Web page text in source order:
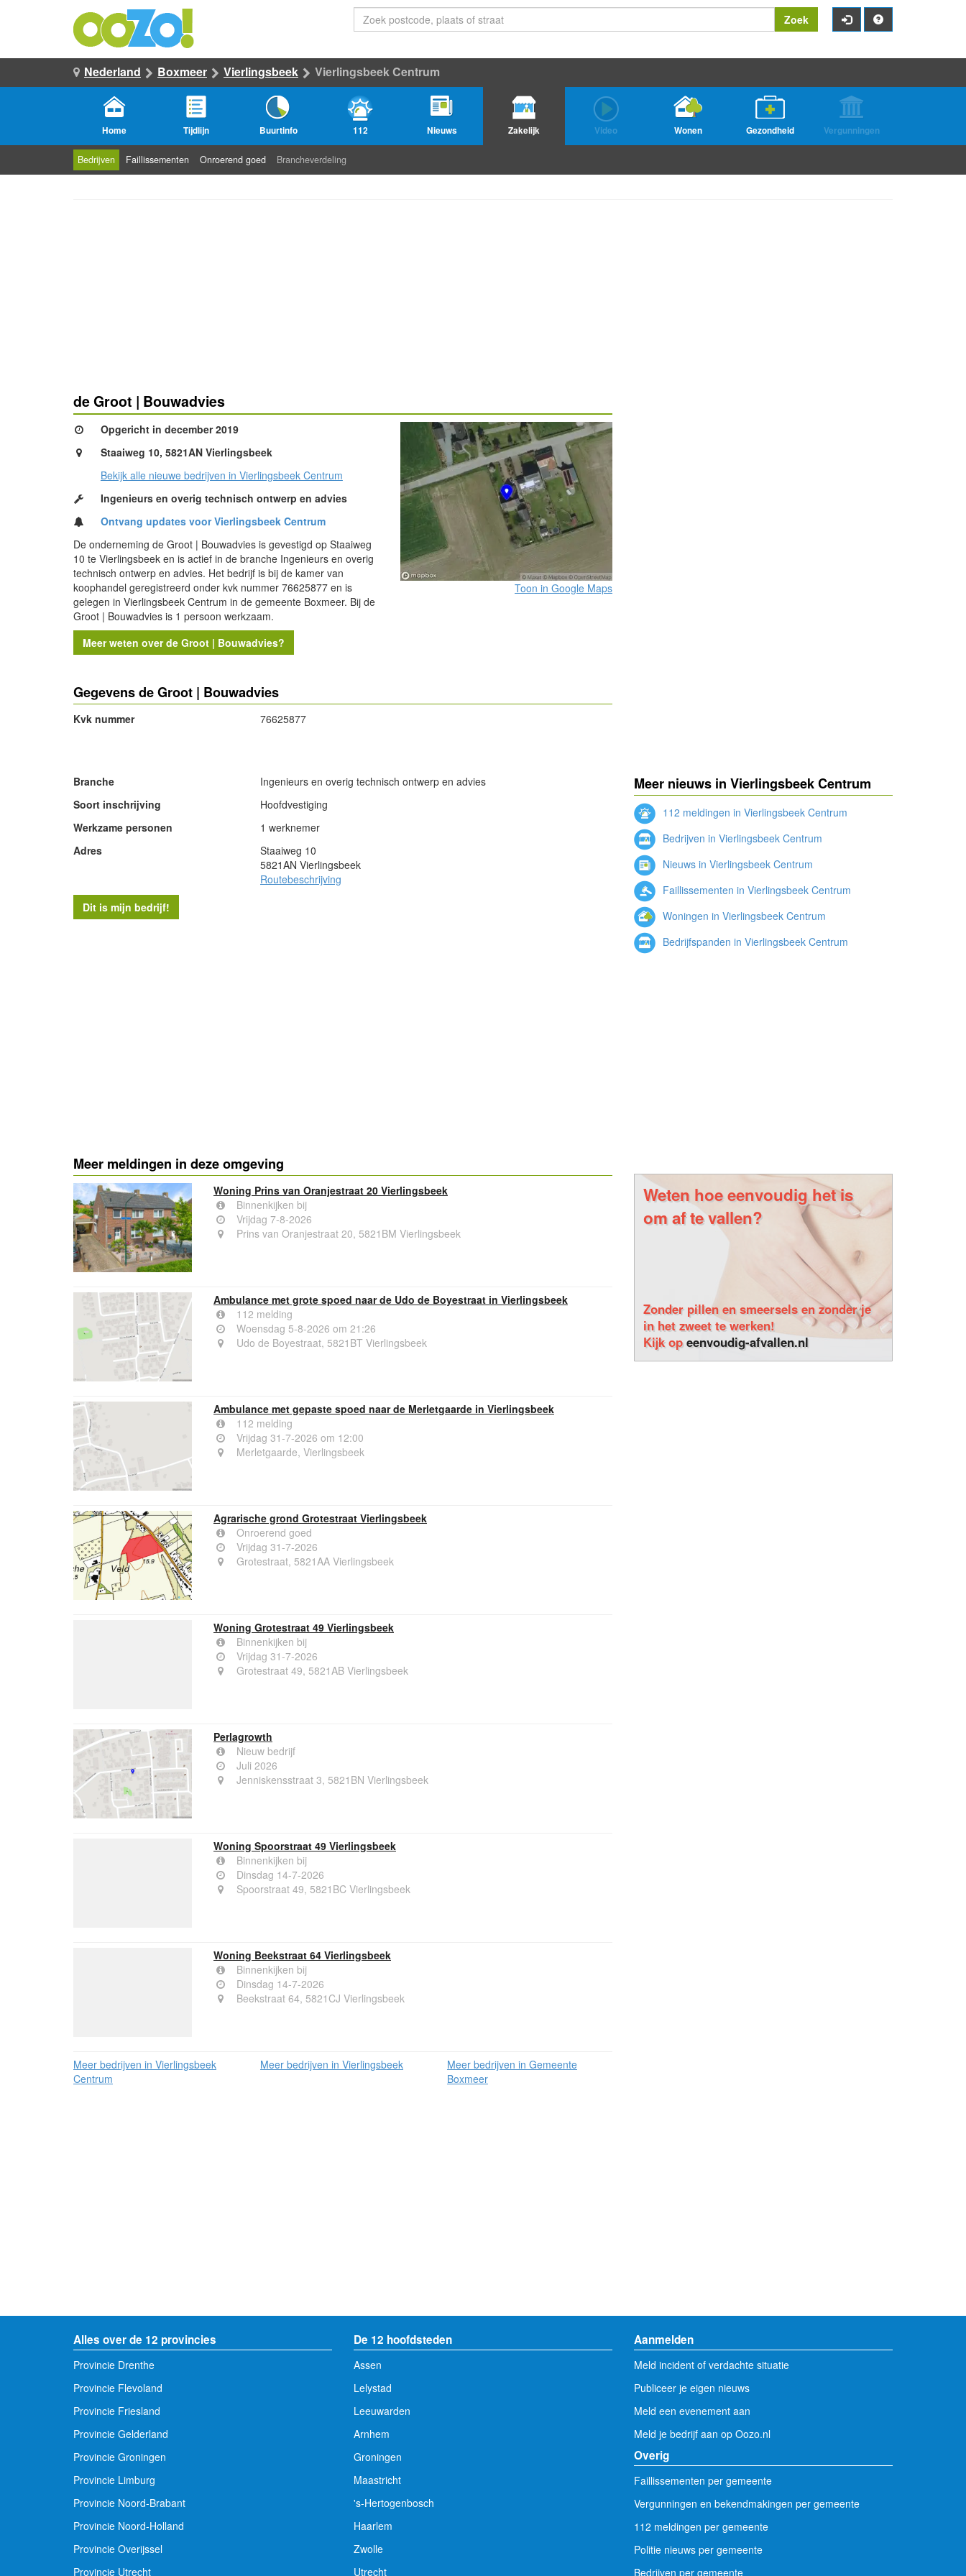
Zoek
Nederland Boxmeer Vierlingsbeek Vierlingsbeek Centrum
Home Tijdlijn Buurtinfo 112 Nieuws Zakelijk Video Wonen Gezondheid Vergunningen
Bedrijven Faillissementen Onroerend goed Brancheverdeling
de Groot | Bouwadvies
Opgericht in december 2019
Staaiweg 10, 5821AN Vierlingsbeek
Bekijk alle nieuwe bedrijven in Vierlingsbeek Centrum
Ingenieurs en overig technisch ontwerp en advies
Ontvang updates voor Vierlingsbeek Centrum
De onderneming de Groot | Bouwadvies is gevestigd op Staaiweg
10 te Vierlingsbeek en is actief in de branche Ingenieurs en overig
technisch ontwerp en advies. Het bedrijf is bij de kamer van
koophandel geregistreerd onder kvk nummer 76625877 en is
gelegen in Vierlingsbeek Centrum in de gemeente Boxmeer. Bij de
Groot | Bouwadvies is 1 persoon werkzaam.
Meer weten over de Groot | Bouwadvies?
Toon in Google Maps
Gegevens de Groot | Bouwadvies
Kvk nummer 76625877
Branche
Ingenieurs en overig technisch ontwerp en advies
Soort inschrijving
Hoofdvestiging
Werkzame personen
1 werknemer
Adres
Staaiweg 10
5821AN Vierlingsbeek
Routebeschrijving
Meer meldingen in deze omgeving
Woning Prins van Oranjestraat 20 Vierlingsbeek
Binnenkijken bij
Vrijdag 7-8-2026
Prins van Oranjestraat 20, 5821BM Vierlingsbeek
Ambulance met grote spoed naar de Udo de Boyestraat in Vierlingsbeek
112 melding
Woensdag 5-8-2026 om 21:26
Udo de Boyestraat, 5821BT Vierlingsbeek
Ambulance met gepaste spoed naar de Merletgaarde in Vierlingsbeek
112 melding
Vrijdag 31-7-2026 om 12:00
Merletgaarde, Vierlingsbeek
Agrarische grond Grotestraat Vierlingsbeek
Onroerend goed
Vrijdag 31-7-2026
Grotestraat, 5821AA Vierlingsbeek
Woning Grotestraat 49 Vierlingsbeek
Binnenkijken bij
Vrijdag 31-7-2026
Grotestraat 49, 5821AB Vierlingsbeek
Perlagrowth
Nieuw bedrijf
Juli 2026
Jenniskensstraat 3, 5821BN Vierlingsbeek
Woning Spoorstraat 49 Vierlingsbeek
Binnenkijken bij
Dinsdag 14-7-2026
Spoorstraat 49, 5821BC Vierlingsbeek
Woning Beekstraat 64 Vierlingsbeek
Binnenkijken bij
Dinsdag 14-7-2026
Beekstraat 64, 5821CJ Vierlingsbeek
Meer bedrijven in Vierlingsbeek
Centrum
Meer bedrijven in Vierlingsbeek
Meer bedrijven in Gemeente
Boxmeer
Meer nieuws in Vierlingsbeek Centrum
112 meldingen in Vierlingsbeek Centrum
Bedrijven in Vierlingsbeek Centrum
Nieuws in Vierlingsbeek Centrum
Faillissementen in Vierlingsbeek Centrum
Woningen in Vierlingsbeek Centrum
Bedrijfspanden in Vierlingsbeek Centrum
Weten hoe eenvoudig het is
om af te vallen?
Zonder pillen en smeersels en zonder je
in het zweet te werken!
Kijk opeenvoudig-afvallen.nl
Alles over de 12 provincies
Provincie Drenthe
Provincie Flevoland
Provincie Friesland
Provincie Gelderland
Provincie Groningen
Provincie Limburg
Provincie Noord-Brabant
Provincie Noord-Holland
Provincie Overijssel
Provincie Utrecht
De 12 hoofdsteden
Assen
Lelystad
Leeuwarden
Arnhem
Groningen
Maastricht
's-Hertogenbosch
Haarlem
Zwolle
Utrecht
Aanmelden
Meld incident of verdachte situatie
Publiceer je eigen nieuws
Meld een evenement aan
Meld je bedrijf aan op Oozo.nl
Overig
Faillissementen per gemeente
Vergunningen en bekendmakingen per gemeente
112 meldingen per gemeente
Politie nieuws per gemeente
Bedrijven per gemeente